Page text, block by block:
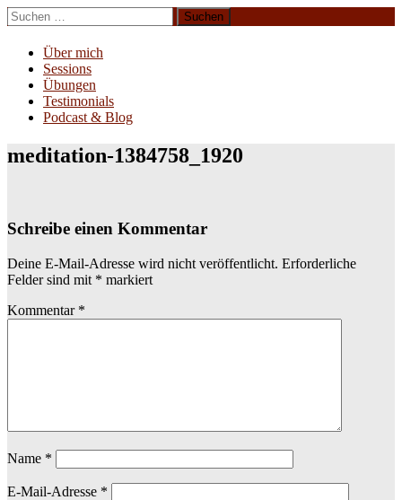
Zum
Inhalt
springen
Suchen
nach:
Über mich
Sessions
Übungen
Testimonials
Podcast & Blog
meditation-1384758_1920
Schreibe einen Kommentar
Deine E-Mail-Adresse wird nicht veröffentlicht. Erforderliche
Felder sind mit * markiert
Kommentar *
Name *
E-Mail-Adresse *